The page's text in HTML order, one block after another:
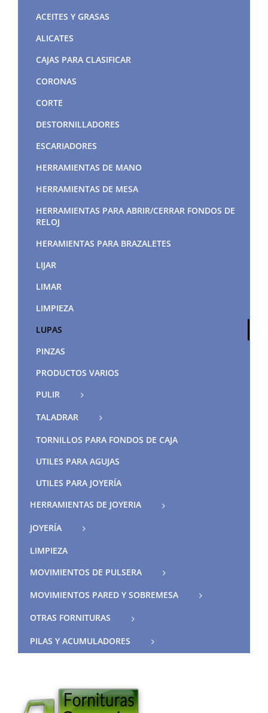
ACEITES Y GRASAS
ALICATES
CAJAS PARA CLASIFICAR
CORONAS
CORTE
DESTORNILLADORES
ESCARIADORES
HERRAMIENTAS DE MANO
HERRAMIENTAS DE MESA
HERRAMIENTAS PARA ABRIR/CERRAR FONDOS DE
RELOJ
HERAMIENTAS PARA BRAZALETES
LIJAR
LIMAR
LIMPIEZA
LUPAS
PINZAS
PRODUCTOS VARIOS
PULIR
TALADRAR
TORNILLOS PARA FONDOS DE CAJA
UTILES PARA AGUJAS
UTILES PARA JOYERÍA
HERRAMIENTAS DE JOYERIA
JOYERÍA
LIMPIEZA
MOVIMIENTOS DE PULSERA
MOVIMIENTOS PARED Y SOBREMESA
OTRAS FORNITURAS
PILAS Y ACUMULADORES